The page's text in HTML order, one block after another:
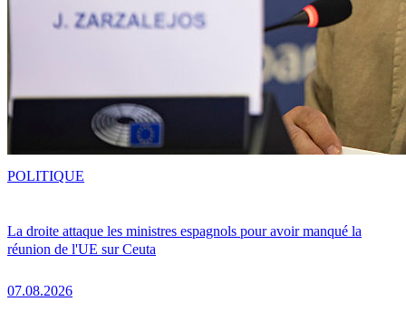
La droite attaque les ministres espagnols pour avoir manqué la
réunion de l'UE sur Ceuta
07.08.2026
POLITIQUE